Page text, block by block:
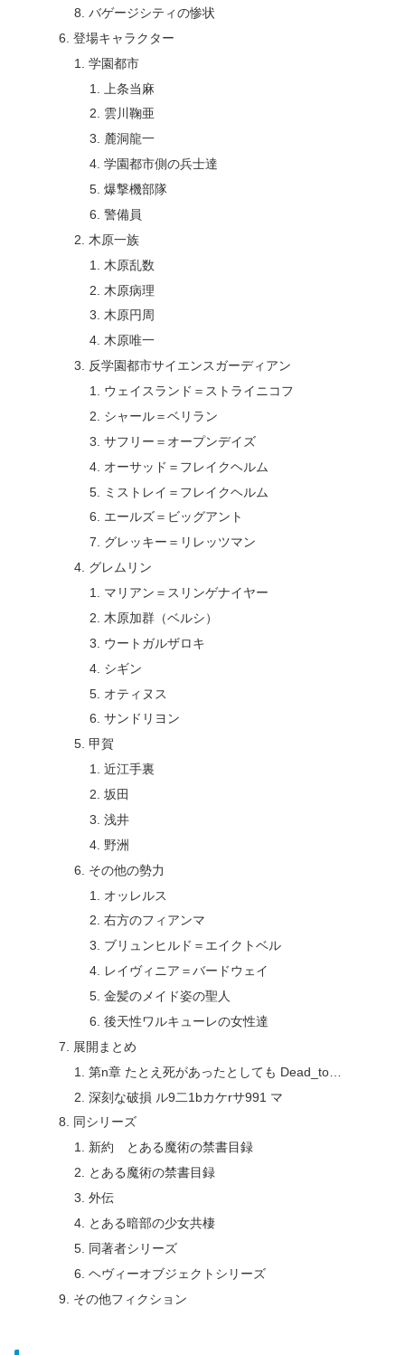
バゲージシティの惨状
登場キャラクター
学園都市
上条当麻
雲川鞠亜
麓洞龍一
学園都市側の兵士達
爆撃機部隊
警備員
木原一族
木原乱数
木原病理
木原円周
木原唯一
反学園都市サイエンスガーディアン
ウェイスランド＝ストライニコフ
シャール＝ベリラン
サフリー＝オープンデイズ
オーサッド＝フレイクヘルム
ミストレイ＝フレイクヘルム
エールズ＝ビッグアント
グレッキー＝リレッツマン
グレムリン
マリアン＝スリンゲナイヤー
木原加群（ベルシ）
ウートガルザロキ
シギン
オティヌス
サンドリヨン
甲賀
近江手裏
坂田
浅井
野洲
その他の勢力
オッレルス
右方のフィアンマ
ブリュンヒルド＝エイクトベル
レイヴィニア＝バードウェイ
金髪のメイド姿の聖人
後天性ワルキューレの女性達
展開まとめ
第n章 たとえ死があったとしても Dead_to…
深刻な破損 ル9二1bカケrサ991 マ
同シリーズ
新約 とある魔術の禁書目録
とある魔術の禁書目録
外伝
とある暗部の少女共棲
同著者シリーズ
ヘヴィーオブジェクトシリーズ
その他フィクション